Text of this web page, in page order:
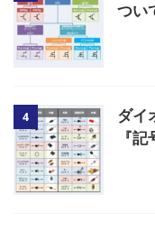
つい
4
ダイ
『